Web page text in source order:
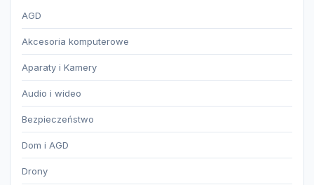
AGD
Akcesoria komputerowe
Aparaty i Kamery
Audio i wideo
Bezpieczeństwo
Dom i AGD
Drony